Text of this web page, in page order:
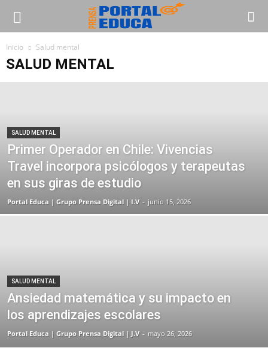
Inicio Salud mental
SALUD MENTAL
SALUD MENTAL
Primer Operador en Chile: Vivencias
Travel incorpora psicólogos y terapeutas
en sus giras de estudio
Portal Educa | Grupo Prensa Digital | I.V - junio 15, 2026
SALUD MENTAL
Ansiedad matemática y su impacto en
los aprendizajes escolares
Portal Educa | Grupo Prensa Digital | J.V - mayo 26, 2026